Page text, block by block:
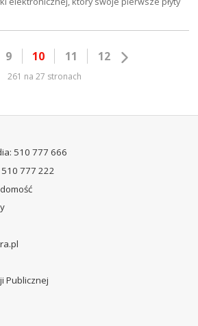
9 10 11 12
261 na 27 stronach
510 777 666
777 222
Publicznej